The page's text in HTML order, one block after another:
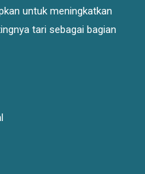
untuk meningkatkan
tari sebagai bagian